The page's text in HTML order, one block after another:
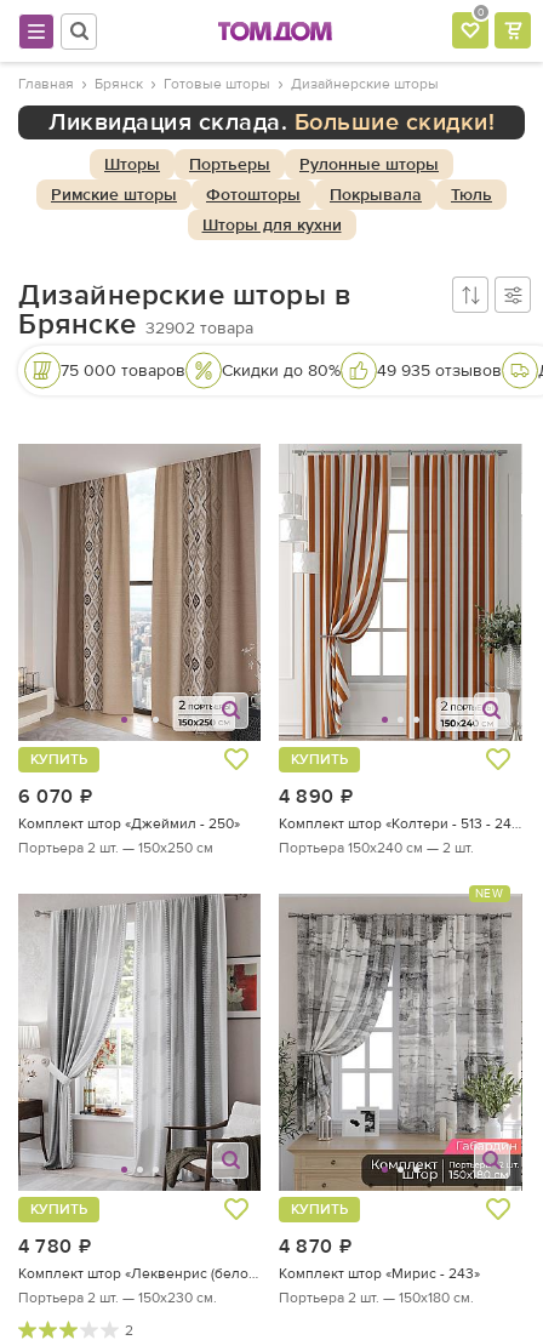
0
Главная Брянск Готовые шторы Дизайнерские шторы
Ликвидация склада. Большие скидки!
Шторы Портьеры
Рулонные шторы
Римские шторы
Фотошторы Покрывала
Тюль
Шторы для кухни
Дизайнерские шторы в
Брянске 32902 товара
75 000 товаров Скидки до 80% 49 935 отзывов
6 070
КУПИТЬ
Комплект штор «Джеймил - 250»
Портьера 2 шт. — 150х250 см
4 890
КУПИТЬ
Портьера 150х240 см — 2 шт.
4 780
КУПИТЬ
Портьера 2 шт. — 150х230 см.
2
NEW
4 870
КУПИТЬ
Комплект штор «Мирис - 243»
Портьера 2 шт. — 150х180 см.